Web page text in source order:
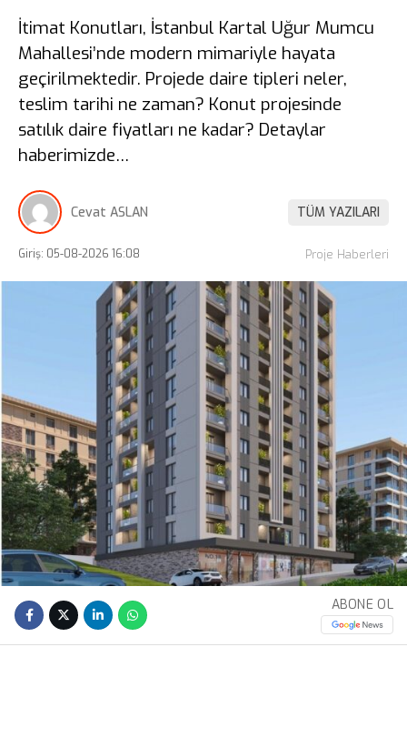
İtimat Konutları, İstanbul Kartal Uğur Mumcu
Mahallesi’nde modern mimariyle hayata
geçirilmektedir. Projede daire tipleri neler,
teslim tarihi ne zaman? Konut projesinde
satılık daire fiyatları ne kadar? Detaylar
haberimizde…
Cevat ASLAN TÜM YAZILARI
Giriş: 05-08-2026 16:08 Proje Haberleri
ABONE OL